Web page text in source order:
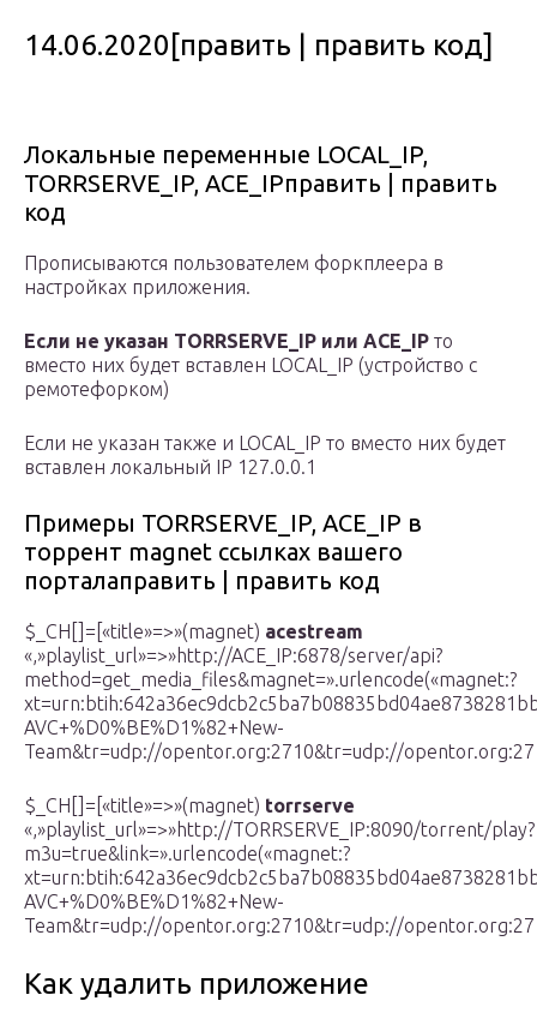
14.06.2020[править | править код]
Локальные переменные LOCAL_IP,
TORRSERVE_IP, ACE_IPправить | править
код
Прописываются пользователем форкплеера в
настройках приложения.
Если не указан TORRSERVE_IP или ACE_IP то
вместо них будет вставлен LOCAL_IP (устройство с
ремотефорком)
Если не указан также и LOCAL_IP то вместо них будет
вставлен локальный IP 127.0.0.1
Примеры TORRSERVE_IP, ACE_IP в
торрент magnet ссылках вашего
порталаправить | править код
$_CH[]=[«title»=>»(magnet) acestream
«,»playlist_url»=>»http://ACE_IP:6878/server/api?
method=get_media_files&magnet=».urlencode(«magnet:?
AVC+%D0%BE%D1%82+New-
Team&tr=udp://opentor.org:2710&tr=udp://
$_CH[]=[«title»=>»(magnet) torrserve
«,»playlist_url»=>»http://TORRSERVE_IP:8090/torrent/play?
m3u=true&link=».urlencode(«magnet:?
AVC+%D0%BE%D1%82+New-
Team&tr=udp://opentor.org:2710&tr=udp://
Как удалить приложение